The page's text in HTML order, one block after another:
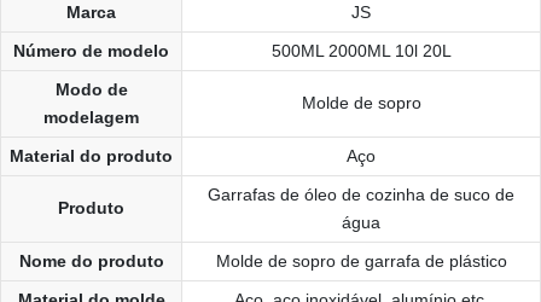
Marca
JS
Número de modelo
500ML 2000ML 10l 20L
Modo de
modelagem
Molde de sopro
Material do produto Aço
Produto
Garrafas de óleo de cozinha de suco de
água
Nome do produto
Molde de sopro de garrafa de plástico